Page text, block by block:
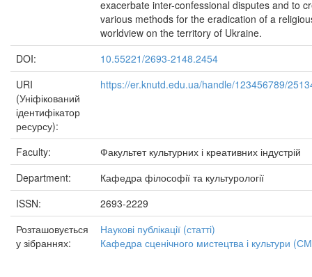
exacerbate inter-confessional disputes and to
various methods for the eradication of a
worldview on the territory of Ukraine.
DOI:
10.55221/2693-2148.2454
URI
(Уніфікований
ідентифікатор
ресурсу):
https://er.knutd.edu.ua/handle/123456789/
Faculty:
Факультет культурних і креативних індустрій
Department:
Кафедра філософії та культурології
ISSN:
2693-2229
Розташовується
у зібраннях:
Наукові публікації (статті)
Кафедра сценічного мистецтва і культури